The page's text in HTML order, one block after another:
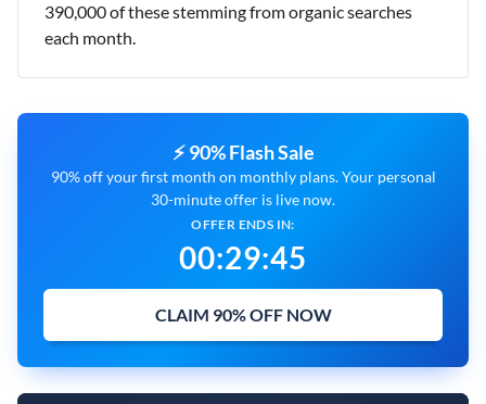
390,000 of these stemming from organic searches
each month.
⚡ 90% Flash Sale
90% off your first month on monthly plans. Your personal
30-minute offer is live now.
OFFER ENDS IN:
00:29:44
CLAIM 90% OFF NOW